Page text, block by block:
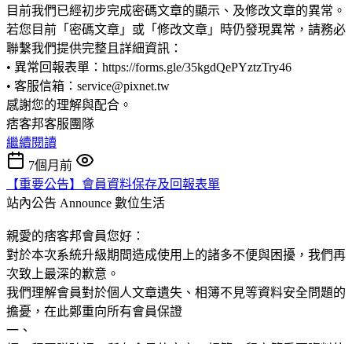
目前我們已經初步完成密碼文章的顯示、及修改文章的異常。
若您目前「密碼文章」或「修改文章」時仍發現異常，請務必
聯繫我們提供完整且詳細資訊：
• 異常回報表單：https://forms.gle/35kgdQePYztzTry46
• 客服信箱：service@pixnet.tw
感謝您的理解與配合。
痞客邦客服團隊
繼續閱讀
7個月前
【重要公告】會員資料保存及回報表單
站內公告 Announce 數位生活
親愛的痞客邦會員您好：
對於本次系統升級期間造成使用上的諸多不便與困擾，我們再
次致上最深的歉意。
我們理解會員對於個人文章遺失、相簿不見等資料安全問題的
擔憂，在此鄭重向所有會員保證
一、